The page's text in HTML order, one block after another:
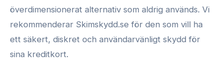
överdimensionerat alternativ som aldrig används. Vi
rekommenderar Skimskydd.se för den som vill ha
ett säkert, diskret och användarvänligt skydd för
sina kreditkort.